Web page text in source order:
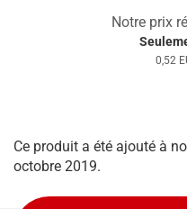
Notre prix
0,52
Ce produit a été ajouté à
octobre 2019.